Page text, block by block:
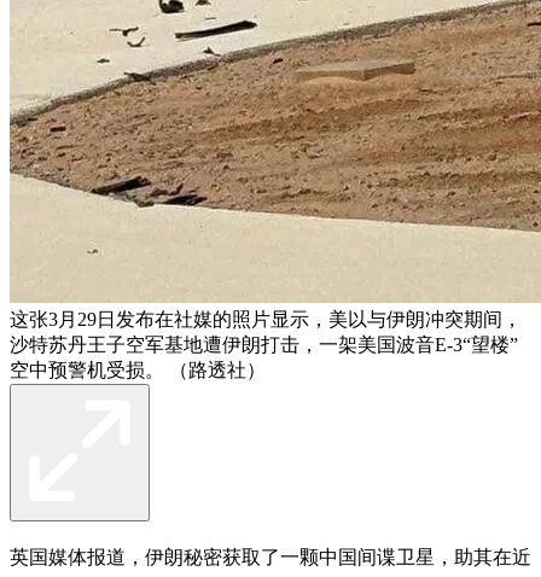
这张3月29日发布在社媒的照片显示，美以与伊朗冲突期间，
沙特苏丹王子空军基地遭伊朗打击，一架美国波音E-3“望楼”
空中预警机受损。 （路透社）
英国媒体报道，伊朗秘密获取了一颗中国间谍卫星，助其在近